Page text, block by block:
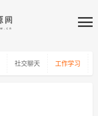
社交聊天 工作学习